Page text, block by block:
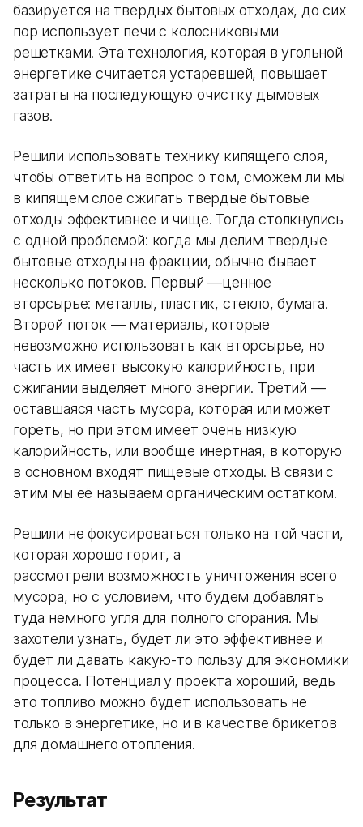
базируется на твердых бытовых отходах, до сих
пор использует печи с колосниковыми
решетками. Эта технология, которая в угольной
энергетике считается устаревшей, повышает
затраты на последующую очистку дымовых
газов.
Решили использовать технику кипящего слоя,
чтобы ответить на вопрос о том, сможем ли мы
в кипящем слое сжигать твердые бытовые
отходы эффективнее и чище. Тогда столкнулись
с одной проблемой: когда мы делим твердые
бытовые отходы на фракции, обычно бывает
несколько потоков. Первый —ценное
вторсырье: металлы, пластик, стекло, бумага.
Второй поток — материалы, которые
невозможно использовать как вторсырье, но
часть их имеет высокую калорийность, при
сжигании выделяет много энергии. Третий —
оставшаяся часть мусора, которая или может
гореть, но при этом имеет очень низкую
калорийность, или вообще инертная, в которую
в основном входят пищевые отходы. В связи с
этим мы её называем органическим остатком.
Решили не фокусироваться только на той части,
которая хорошо горит, а
рассмотрели возможность уничтожения всего
мусора, но с условием, что будем добавлять
туда немного угля для полного сгорания. Мы
захотели узнать, будет ли это эффективнее и
будет ли давать какую-то пользу для экономики
процесса. Потенциал у проекта хороший, ведь
это топливо можно будет использовать не
только в энергетике, но и в качестве брикетов
для домашнего отопления.
Результат